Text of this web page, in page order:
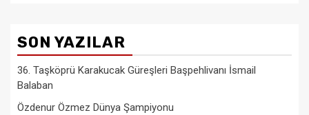
SON YAZILAR
36. Taşköprü Karakucak Güreşleri Başpehlivanı İsmail
Balaban
Özdenur Özmez Dünya Şampiyonu